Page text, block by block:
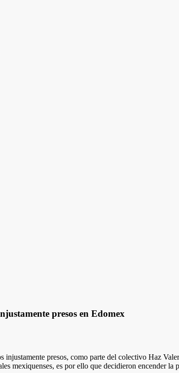
presos en Edomex
injustamente presos, como parte del colectivo Haz
mexiquenses, es por ello que decidieron encender la